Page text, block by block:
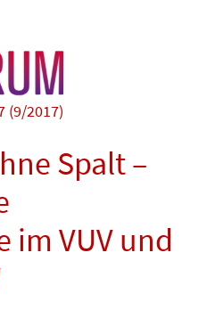
(9/2017)
Spalt –
im VUV und